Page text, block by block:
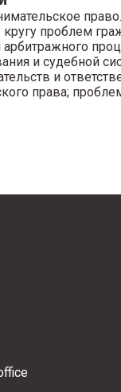
проблем
и судебной
и
права;